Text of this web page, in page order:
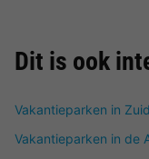
Dit is ook
Vakantieparken in
Vakantieparken in de